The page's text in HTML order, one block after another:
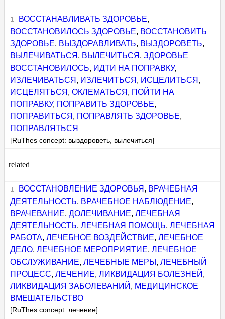
ВОССТАНАВЛИВАТЬ ЗДОРОВЬЕ,
ВОССТАНОВИЛОСЬ ЗДОРОВЬЕ, ВОССТАНОВИТЬ
ЗДОРОВЬЕ, ВЫЗДОРАВЛИВАТЬ, ВЫЗДОРОВЕТЬ,
ВЫЛЕЧИВАТЬСЯ , ВЫЛЕЧИТЬСЯ ,ЗДОРОВЬЕ
ВОССТАНОВИЛОСЬ, ИДТИ НА ПОПРАВКУ,
ИЗЛЕЧИВАТЬСЯ , ИЗЛЕЧИТЬСЯ , ИСЦЕЛИТЬСЯ ,
ИСЦЕЛЯТЬСЯ ,ОКЛЕМАТЬСЯ , ПОЙТИ НА
ПОПРАВКУ, ПОПРАВИТЬ ЗДОРОВЬЕ,
ПОПРАВИТЬСЯ , ПОПРАВЛЯТЬ ЗДОРОВЬЕ,
ПОПРАВЛЯТЬСЯ
[RuThes concept: выздороветь, вылечиться]
related
ВОССТАНОВЛЕНИЕ ЗДОРОВЬЯ , ВРАЧЕБНАЯ
ДЕЯТЕЛЬНОСТЬ, ВРАЧЕБНОЕ НАБЛЮДЕНИЕ,
ВРАЧЕВАНИЕ,ДОЛЕЧИВАНИЕ,ЛЕЧЕБНАЯ
ДЕЯТЕЛЬНОСТЬ,ЛЕЧЕБНАЯ ПОМОЩЬ,ЛЕЧЕБНАЯ
РАБОТА,ЛЕЧЕБНОЕ ВОЗДЕЙСТВИЕ,ЛЕЧЕБНОЕ
ДЕЛО,ЛЕЧЕБНОЕ МЕРОПРИЯТИЕ,ЛЕЧЕБНОЕ
ОБСЛУЖИВАНИЕ,ЛЕЧЕБНЫЕ МЕРЫ ,ЛЕЧЕБНЫЙ
ПРОЦЕСС,ЛЕЧЕНИЕ,ЛИКВИДАЦИЯ БОЛЕЗНЕЙ ,
ЛИКВИДАЦИЯ ЗАБОЛЕВАНИЙ , МЕДИЦИНСКОЕ
ВМЕШАТЕЛЬСТВО
[RuThes concept: лечение]